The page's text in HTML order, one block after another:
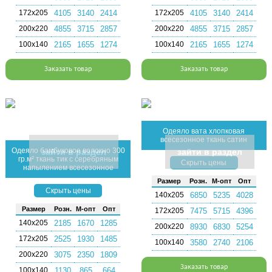
172х205 4105 3140 2414
200х220 4855 3715 2857
100х140 2165 1655 1274
Заказать товар
172х205 4105 3140 2414
200х220 4855 3715 2857
100х140 2165 1655 1274
Заказать товар
Одеяло бамбуковое волокно 300
гр.м² ткань тик с серебряным
напылением всесезонное
зайти в раздел
Скрыть цены
Раз­мер Розн. М-опт Опт
140х205 2185 1670 1285
172х205 2525 1930 1485
200х220 3075 2350 1809
100х140
Одеяло вата хлопковая
всесезонное ткань сатин
зайти в раздел
Скрыть цены
Раз­мер Розн. М-опт Опт
140х205 6850 5235 4028
172х205 7475 5715 4396
200х220 8930 6830 5254
100х140 3580 2740 2106
Заказать товар